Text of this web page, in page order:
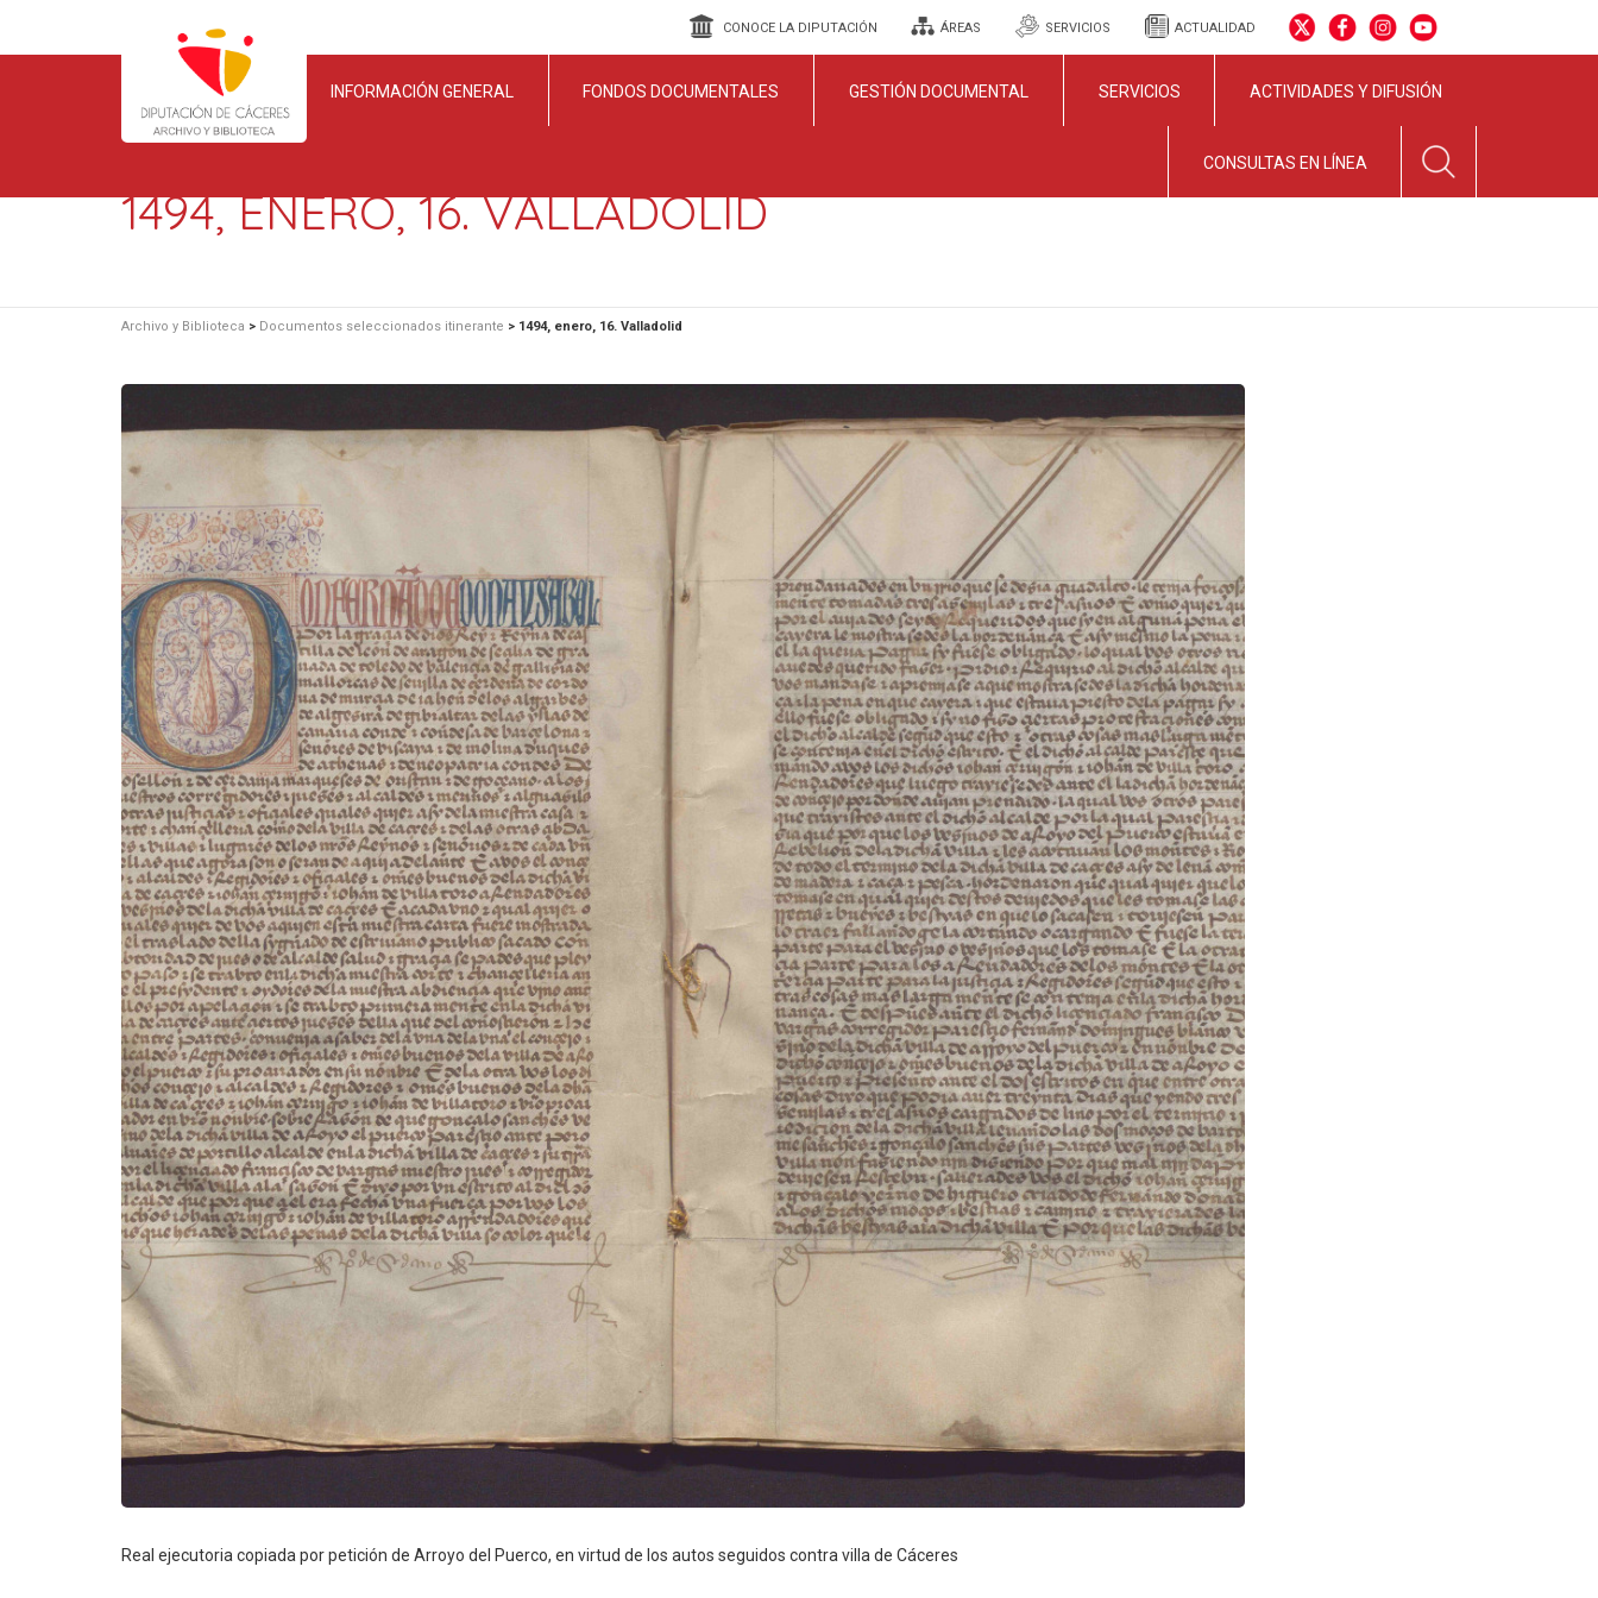
CONOCE LA DIPUTACIÓN ÁREAS SERVICIOS ACTUALIDAD
INFORMACIÓN GENERAL FONDOS DOCUMENTALES GESTIÓN DOCUMENTAL SERVICIOS ACTIVIDADES Y DIFUSIÓN
CONSULTAS EN LÍNEA
1494, ENERO, 16. VALLADOLID
Archivo y Biblioteca > Documentos seleccionados itinerante > 1494, enero, 16. Valladolid
Real ejecutoria copiada por petición de Arroyo del Puerco, en virtud de los autos seguidos contra villa de Cáceres